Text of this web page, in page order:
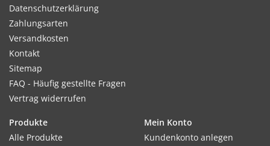
Datenschutzerklärung
Zahlungsarten
Versandkosten
Kontakt
Sitemap
FAQ - Häufig gestellte Fragen
Vertrag widerrufen
Produkte
Alle Produkte
Mein Konto
Kundenkonto anlegen